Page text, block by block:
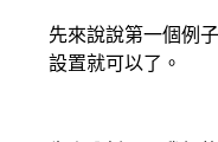
先來說說第一個例
設置就可以了。